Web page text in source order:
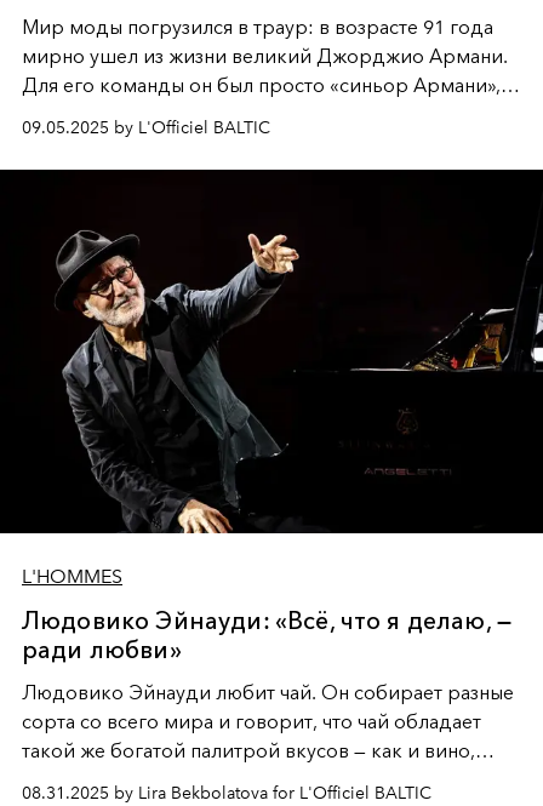
Мир моды погрузился в траур: в возрасте 91 года
мирно ушел из жизни великий Джорджио Армани.
Для его команды он был просто «синьор Армани»,
наполненное уважением, любовью и глубокой
признательностью.
09.05.2025 by L'Officiel BALTIC
L'HOMMES
Людовико Эйнауди: «Всё, что я делаю, —
ради любви»
Людовико Эйнауди любит чай. Он собирает разные
сорта со всего мира и говорит, что чай обладает
такой же богатой палитрой вкусов — как и вино,
08.31.2025 by Lira Bekbolatova for L'Officiel BALTIC